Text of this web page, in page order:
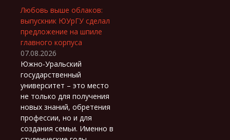
Любовь выше облаков:
выпускник ЮУрГУ сделал
предложение на шпиле
главного корпуса
07.08.2026
Южно-Уральский
государственный
университет – это место
не только для получения
новых знаний, обретения
профессии, но и для
создания семьи. Именно в